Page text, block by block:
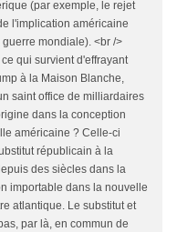
(par exemple, le rejet
l'implication américaine
mondiale). <br />
qui survient d'effrayant
à la Maison Blanche,
saint office de milliardaires
dans la conception
américaine ? Celle-ci
républicain à la
des siècles dans la
importable dans la nouvelle
atlantique. Le substitut et
par là, en commun de